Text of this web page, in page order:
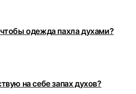
одежда пахла духами?
на себе запах духов?